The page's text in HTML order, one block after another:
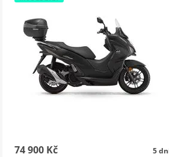
74 900 Kč 5